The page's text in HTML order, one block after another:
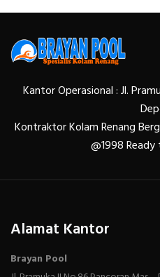
Kantor Operasional : Jl.
Kontraktor Kolam Renang
@1998
Alamat Kantor
Brayan Pool